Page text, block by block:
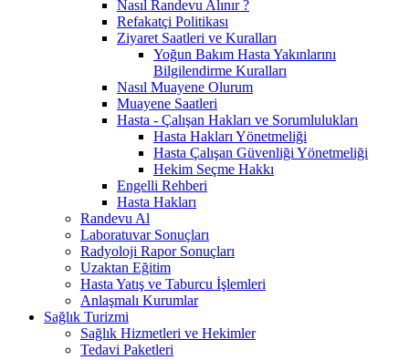
Nasıl Randevu Alınır ?
Refakatçi Politikası
Ziyaret Saatleri ve Kuralları
Yoğun Bakım Hasta Yakınlarını
Bilgilendirme Kuralları
Nasıl Muayene Olurum
Muayene Saatleri
Hasta - Çalışan Hakları ve Sorumlulukları
Hasta Hakları Yönetmeliği
Hasta Çalışan Güvenliği Yönetmeliği
Hekim Seçme Hakkı
Engelli Rehberi
Hasta Hakları
Randevu Al
Laboratuvar Sonuçları
Radyoloji Rapor Sonuçları
Uzaktan Eğitim
Hasta Yatış ve Taburcu İşlemleri
Anlaşmalı Kurumlar
Sağlık Turizmi
Sağlık Hizmetleri ve Hekimler
Tedavi Paketleri